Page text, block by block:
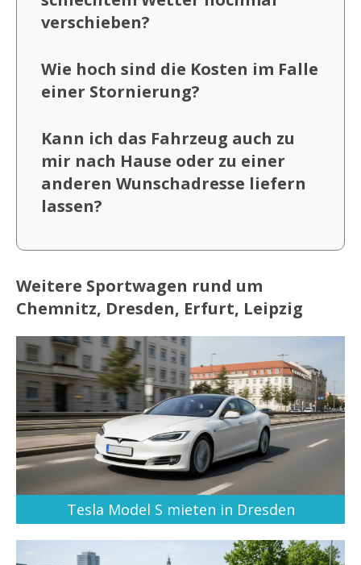
verschieben?
Wie hoch sind die Kosten im Falle
einer Stornierung?
Kann ich das Fahrzeug auch zu
mir nach Hause oder zu einer
anderen Wunschadresse liefern
lassen?
Weitere Sportwagen rund um
Chemnitz, Dresden, Erfurt, Leipzig
Tesla Model S mieten in Dresden